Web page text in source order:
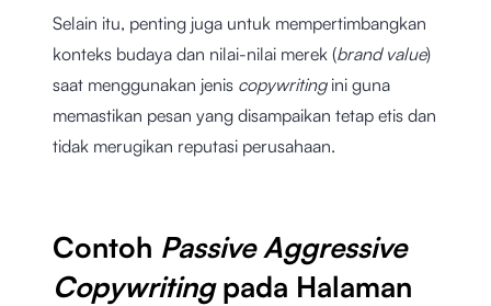
Selain itu, penting juga untuk mempertimbangkan
konteks budaya dan nilai-nilai merek (brand value)
saat menggunakan jenis copywriting ini guna
memastikan pesan yang disampaikan tetap etis dan
tidak merugikan reputasi perusahaan.
Contoh Passive Aggressive
Copywritingpada Halaman